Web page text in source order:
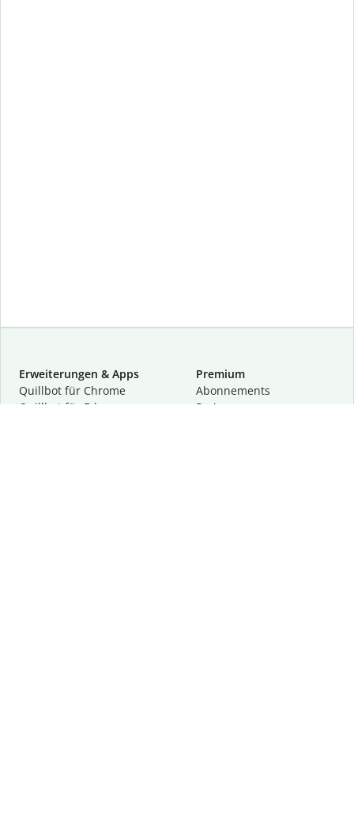
Erweiterungen & Apps
Quillbot für Chrome
Quillbot für Edge
Premium
Abon­ne­ments
Preise